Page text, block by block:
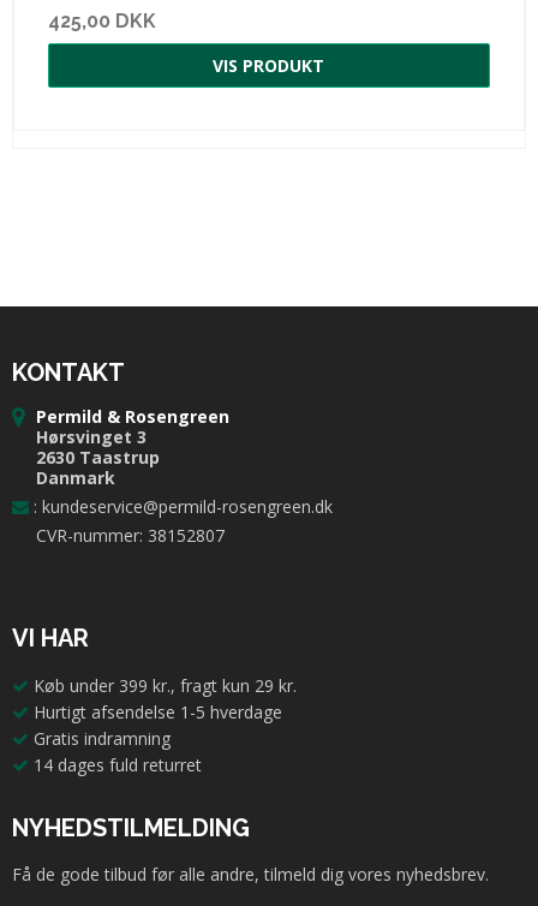
425,00 DKK
VIS PRODUKT
KONTAKT
Permild & Rosengreen
Hørsvinget 3
2630 Taastrup
Danmark
: kundeservice@permild-rosengreen.dk
CVR-nummer: 38152807
VI HAR
Køb under 399 kr., fragt kun 29 kr.
Hurtigt afsendelse 1-5 hverdage
Gratis indramning
14 dages fuld returret
NYHEDSTILMELDING
Få de gode tilbud før alle andre, tilmeld dig vores nyhedsbrev.